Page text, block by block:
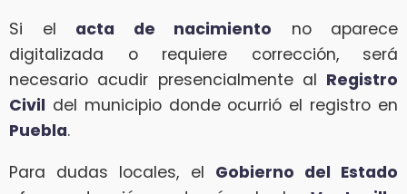
Si el acta de nacimiento no aparece
digitalizada o requiere corrección, será
necesario acudir presencialmente al Registro
Civil del municipio donde ocurrió el registro en
Puebla.
Para dudas locales, el Gobierno del Estado